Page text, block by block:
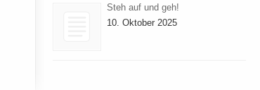
Steh auf und geh!
10. Oktober 2025